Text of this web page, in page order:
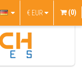
€ EUR (0)